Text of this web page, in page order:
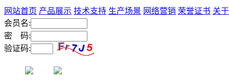
网站首页 产品展示 技术支持 生产场景 网络营销 荣誉证书 关
会员名:
密 码:
验证码: